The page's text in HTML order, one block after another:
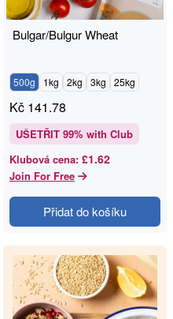
Bulgar/Bulgur Wheat
500g 1kg 2kg 3kg 25kg
Kč 141.78
UŠETŘIT 99% with Club
Klubová cena: £1.62
Join For Free
Přidat do košíku